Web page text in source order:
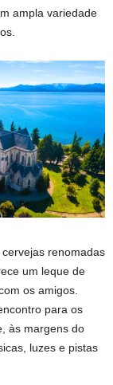
ampla variedade
renomadas
um leque de
os amigos.
para os
às margens do
luzes e pistas